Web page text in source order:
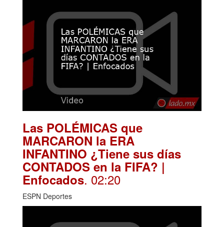
Las POLÉMICAS que
MARCARON la ERA
INFANTINO ¿Tiene sus días
CONTADOS en la FIFA? |
Enfocados. 02:20
ESPN Deportes